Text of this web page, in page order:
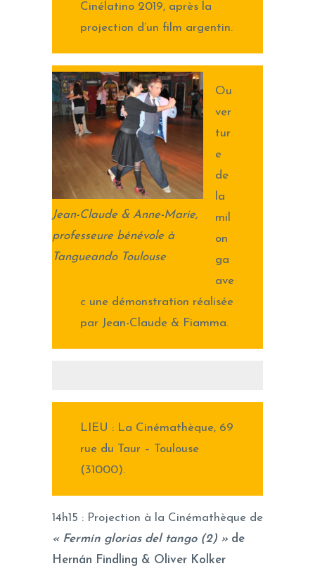
Cinélatino 2019, après la
projection d’un film argentin.
Jean-Claude & Anne-Marie,
professeure bénévole à
Tangueando Toulouse
Ou
ver
tur
e
de
la
mil
on
ga
ave
c une démonstration réalisée
par Jean-Claude & Fiamma.
LIEU : La Cinémathèque, 69
rue du Taur – Toulouse
(31000).
14h15 : Projection à la Cinémathèque de
« Fermín glorias del tango (2) »de
Hernán Findling & Oliver Kolker